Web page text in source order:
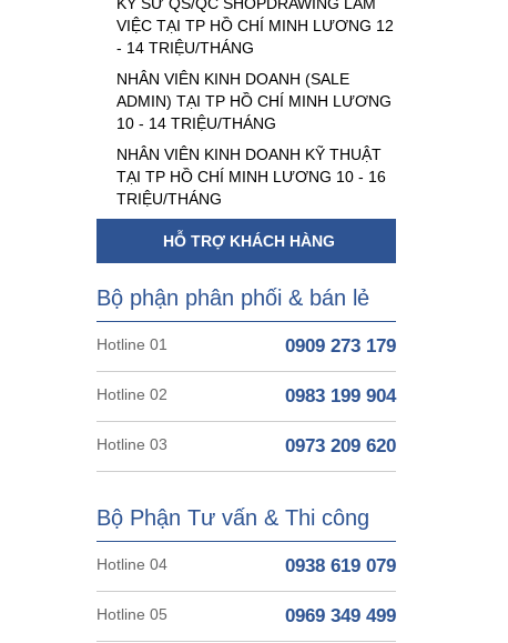
VIỆC TẠI TP HỒ CHÍ MINH LƯƠNG 12
- 14 TRIỆU/THÁNG
NHÂN VIÊN KINH DOANH (SALE
ADMIN) TẠI TP HỒ CHÍ MINH LƯƠNG
10 - 14 TRIỆU/THÁNG
NHÂN VIÊN KINH DOANH KỸ THUẬT
TẠI TP HỒ CHÍ MINH LƯƠNG 10 - 16
TRIỆU/THÁNG
HỖ TRỢ KHÁCH HÀNG
Bộ phận phân phối & bán lẻ
Hotline 01 0909 273 179
Hotline 02 0983 199 904
Hotline 03 0973 209 620
Bộ Phận Tư vấn & Thi công
Hotline 04 0938 619 079
Hotline 05 0969 349 499